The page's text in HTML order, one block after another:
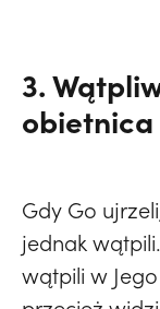
3.
Gdy Go
jednak
wątpili w